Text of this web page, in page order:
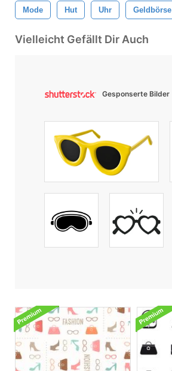
Mode Hut Uhr Geldbörse
Vielleicht Gefällt Dir Auch
Gesponserte Bilder